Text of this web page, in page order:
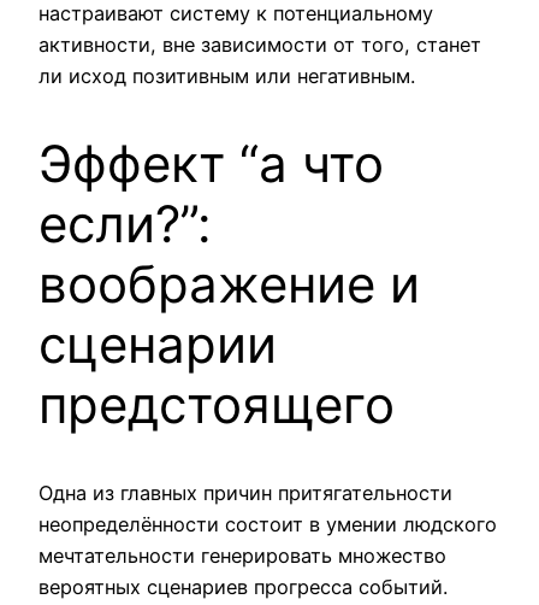
настраивают систему к потенциальному
активности, вне зависимости от того, станет
ли исход позитивным или негативным.
Эффект “а что
если?”:
воображение и
сценарии
предстоящего
Одна из главных причин притягательности
неопределённости состоит в умении людского
мечтательности генерировать множество
вероятных сценариев прогресса событий.